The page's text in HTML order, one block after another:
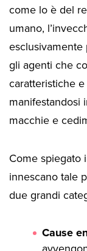
come lo è del
umano,
esclusivamente
gli agenti che
caratteristiche
manifestandosi
macchie e
Come spiegato
innescano tale
due grandi
Cause